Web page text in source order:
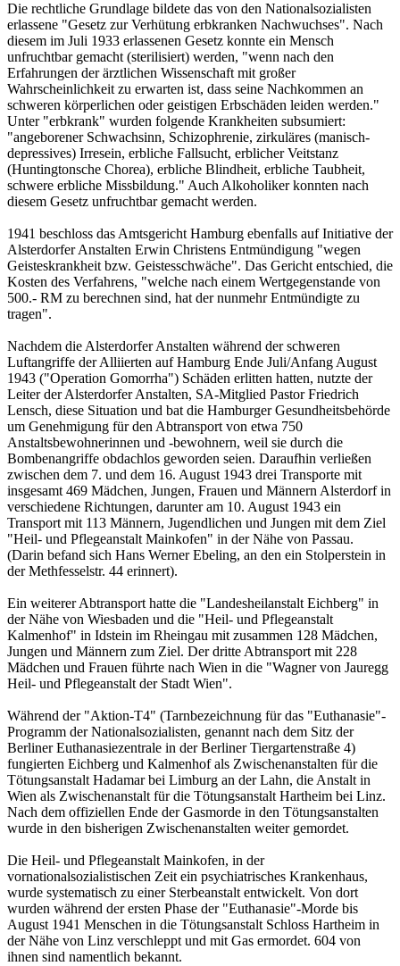
Die rechtliche Grundlage bildete das von den Nationalsozialisten
erlassene "Gesetz zur Verhütung erbkranken Nachwuchses". Nach
diesem im Juli 1933 erlassenen Gesetz konnte ein Mensch
unfruchtbar gemacht (sterilisiert) werden, "wenn nach den
Erfahrungen der ärztlichen Wissenschaft mit großer
Wahrscheinlichkeit zu erwarten ist, dass seine Nachkommen an
schweren körperlichen oder geistigen Erbschäden leiden werden."
Unter "erbkrank" wurden folgende Krankheiten subsumiert:
"angeborener Schwachsinn, Schizophrenie, zirkuläres (manisch-
depressives) Irresein, erbliche Fallsucht, erblicher Veitstanz
(Huntingtonsche Chorea), erbliche Blindheit, erbliche Taubheit,
schwere erbliche Missbildung." Auch Alkoholiker konnten nach
diesem Gesetz unfruchtbar gemacht werden.
1941 beschloss das Amtsgericht Hamburg ebenfalls auf Initiative der
Alsterdorfer Anstalten Erwin Christens Entmündigung "wegen
Geisteskrankheit bzw. Geistesschwäche". Das Gericht entschied, die
Kosten des Verfahrens, "welche nach einem Wertgegenstande von
500.- RM zu berechnen sind, hat der nunmehr Entmündigte zu
tragen".
Nachdem die Alsterdorfer Anstalten während der schweren
Luftangriffe der Alliierten auf Hamburg Ende Juli/Anfang August
1943 ("Operation Gomorrha") Schäden erlitten hatten, nutzte der
Leiter der Alsterdorfer Anstalten, SA-Mitglied Pastor Friedrich
Lensch, diese Situation und bat die Hamburger Gesundheitsbehörde
um Genehmigung für den Abtransport von etwa 750
Anstaltsbewohnerinnen und -bewohnern, weil sie durch die
Bombenangriffe obdachlos geworden seien. Daraufhin verließen
zwischen dem 7. und dem 16. August 1943 drei Transporte mit
insgesamt 469 Mädchen, Jungen, Frauen und Männern Alsterdorf in
verschiedene Richtungen, darunter am 10. August 1943 ein
Transport mit 113 Männern, Jugendlichen und Jungen mit dem Ziel
"Heil- und Pflegeanstalt Mainkofen" in der Nähe von Passau.
(Darin befand sich Hans Werner Ebeling, an den ein Stolperstein in
der Methfesselstr. 44 erinnert).
Ein weiterer Abtransport hatte die "Landesheilanstalt Eichberg" in
der Nähe von Wiesbaden und die "Heil- und Pflegeanstalt
Kalmenhof" in Idstein im Rheingau mit zusammen 128 Mädchen,
Jungen und Männern zum Ziel. Der dritte Abtransport mit 228
Mädchen und Frauen führte nach Wien in die "Wagner von Jauregg
Heil- und Pflegeanstalt der Stadt Wien".
Während der "Aktion-T4" (Tarnbezeichnung für das "Euthanasie"-
Programm der Nationalsozialisten, genannt nach dem Sitz der
Berliner Euthanasiezentrale in der Berliner Tiergartenstraße 4)
fungierten Eichberg und Kalmenhof als Zwischenanstalten für die
Tötungsanstalt Hadamar bei Limburg an der Lahn, die Anstalt in
Wien als Zwischenanstalt für die Tötungsanstalt Hartheim bei Linz.
Nach dem offiziellen Ende der Gasmorde in den Tötungsanstalten
wurde in den bisherigen Zwischenanstalten weiter gemordet.
Die Heil- und Pflegeanstalt Mainkofen, in der
vornationalsozialistischen Zeit ein psychiatrisches Krankenhaus,
wurde systematisch zu einer Sterbeanstalt entwickelt. Von dort
wurden während der ersten Phase der "Euthanasie"-Morde bis
August 1941 Menschen in die Tötungsanstalt Schloss Hartheim in
der Nähe von Linz verschleppt und mit Gas ermordet. 604 von
ihnen sind namentlich bekannt.